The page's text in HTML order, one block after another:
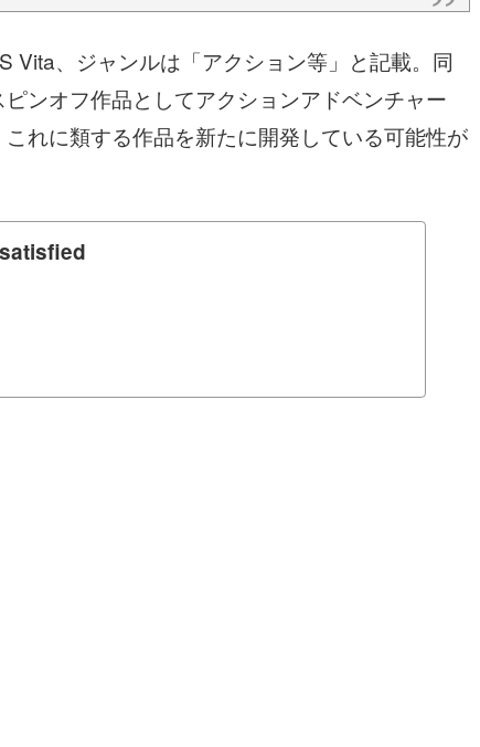
Vita、ジャンルは「アクション等」と記載。同
ンオフ作品としてアクションアドベンチャー
れに類する作品を新たに開発している可能性が